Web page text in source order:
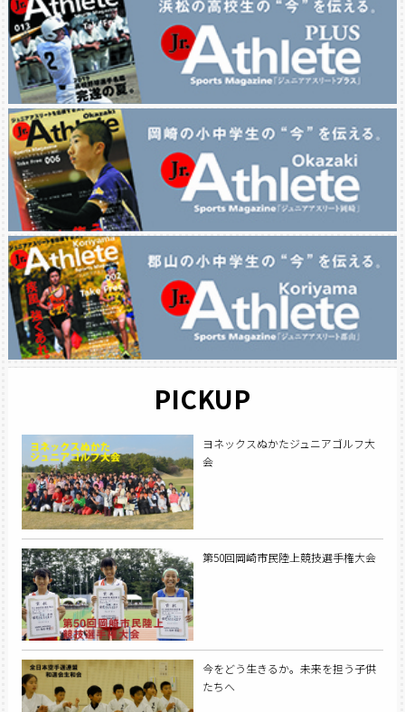
PICKUP
ヨネックスぬかたジュニアゴルフ大
会
第50回岡崎市民陸上競技選手権大会
今をどう生きるか。未来を担う子供
たちへ